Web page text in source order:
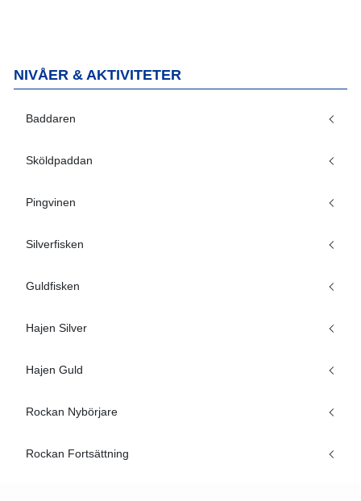
NIVÅER & AKTIVITETER
Baddaren
Sköldpaddan
Pingvinen
Silverfisken
Guldfisken
Hajen Silver
Hajen Guld
Rockan Nybörjare
Rockan Fortsättning